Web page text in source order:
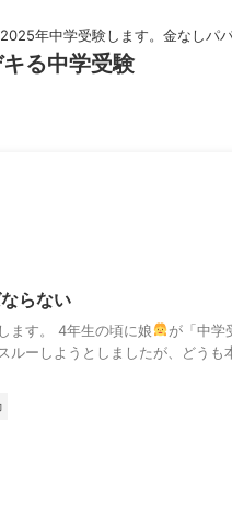
年中学受験します。金なしパ
る中学受験
らない
ます。 4年生の頃に娘 が「中学
ルーしようとしましたが、どうも